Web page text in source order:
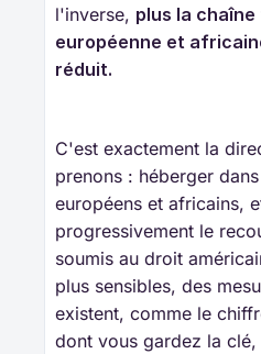
l'inverse, plus la
européenne et
réduit.
C'est exactement la
prenons : héberger
européens et africains,
progressivement le
soumis au droit
plus sensibles, des
existent, comme le
dont vous gardez la clé,